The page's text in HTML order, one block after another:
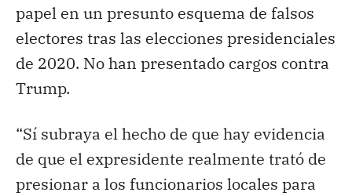
papel en un presunto esquema de falsos
electores tras las elecciones presidenciales
de 2020. No han presentado cargos contra
Trump.
“Sí subraya el hecho de que hay evidencia
de que el expresidente realmente trató de
presionar a los funcionarios locales para